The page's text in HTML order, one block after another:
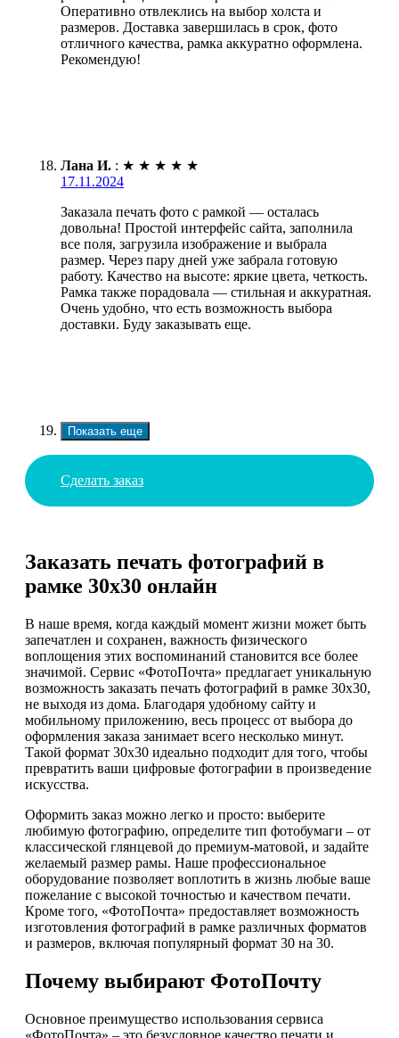
Оперативно отвлеклись на выбор холста и
размеров. Доставка завершилась в срок, фото
отличного качества, рамка аккуратно оформлена.
Рекомендую!
Лана И. : ★ ★ ★ ★ ★
17.11.2024
Заказала печать фото с рамкой — осталась
довольна! Простой интерфейс сайта, заполнила
все поля, загрузила изображение и выбрала
размер. Через пару дней уже забрала готовую
работу. Качество на высоте: яркие цвета, четкость.
Рамка также порадовала — стильная и аккуратная.
Очень удобно, что есть возможность выбора
доставки. Буду заказывать еще.
Показать еще
Сделать заказ
Заказать печать фотографий в
рамке 30х30 онлайн
В наше время, когда каждый момент жизни может быть
запечатлен и сохранен, важность физического
воплощения этих воспоминаний становится все более
значимой. Сервис «ФотоПочта» предлагает уникальную
возможность заказать печать фотографий в рамке 30х30,
не выходя из дома. Благодаря удобному сайту и
мобильному приложению, весь процесс от выбора до
оформления заказа занимает всего несколько минут.
Такой формат 30х30 идеально подходит для того, чтобы
превратить ваши цифровые фотографии в произведение
искусства.
Оформить заказ можно легко и просто: выберите
любимую фотографию, определите тип фотобумаги – от
классической глянцевой до премиум-матовой, и задайте
желаемый размер рамы. Наше профессиональное
оборудование позволяет воплотить в жизнь любые ваше
пожелание с высокой точностью и качеством печати.
Кроме того, «ФотоПочта» предоставляет возможность
изготовления фотографий в рамке различных форматов
и размеров, включая популярный формат 30 на 30.
Почему выбирают ФотоПочту
Основное преимущество использования сервиса